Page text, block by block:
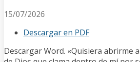
15/07/2026
Descargar en PDF
Descargar Word. «Quisiera abrirme